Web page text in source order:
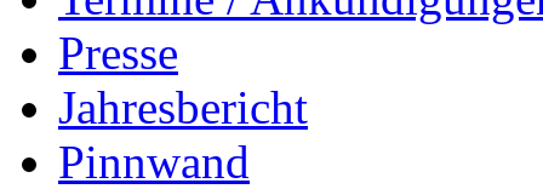
Presse
Jahresbericht
Pinnwand